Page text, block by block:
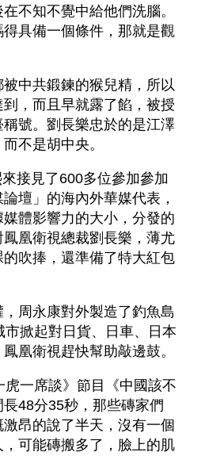
不知不覺中給他們洗腦。
具備一個條件，那就是觀
中共鍛鍊的猴兒精，所以
，而且早就露了餡，被授
號。劉長樂忠於的是江澤
不是胡中央。
接見了600多位參加參加
壇」的海內外華媒代表，
體影響力的大小，分發的
凰衛視總裁劉長樂，薄尤
吹捧，還準備了特大紅包
周永康對外製造了釣魚島
掀起對日貨、日車、日本
凰衛視趕快幫助敲邊鼓。
一席談》節目《中國該不
48分35秒，那些磚家們
激昂的說了半天，沒有一個
可能磚搬多了，臉上的肌